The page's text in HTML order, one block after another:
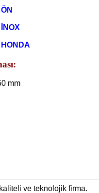
ÖN
İNOX
HONDA
mm
ve teknolojik firma.